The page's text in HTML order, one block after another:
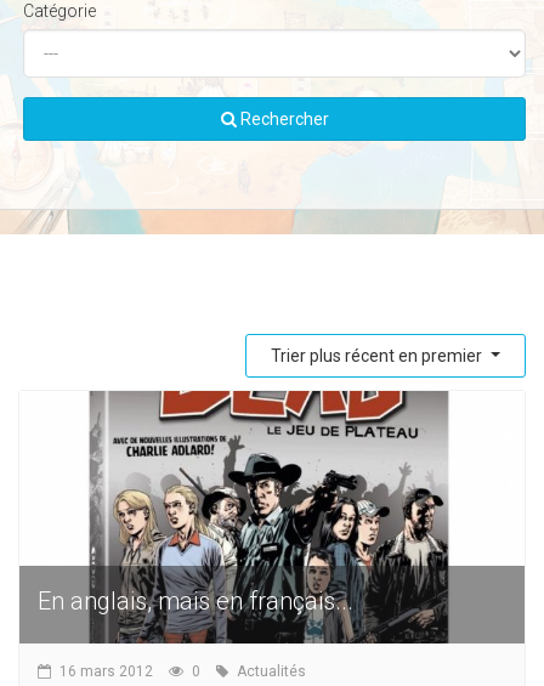
Catégorie
Rechercher
Trier plus récent en premier
En anglais, mais en français...
16 mars 2012 0 Actualités